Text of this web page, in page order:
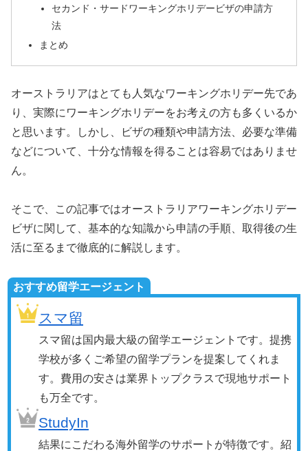
セカンド・サードワーキングホリデービザの申請方
法
まとめ
オーストラリアはとても人気なワーキングホリデー先であ
り、実際にワーキングホリデーをお考えの方も多くいるか
と思います。しかし、ビザの種類や申請方法、必要な準備
などについて、十分な情報を得ることは容易ではありませ
ん。
そこで、この記事ではオーストラリアワーキングホリデー
ビザに関して、基本的な知識から申請の手順、取得後の生
活に至るまで徹底的に解説します。
おすすめ留学エージェント
スマ留
スマ留は国内最大級の留学エージェントです。提携
学校が多くご希望の留学プランを提案してくれま
す。費用の安さは業界トップクラスで現地サポート
も万全です。
StudyIn
結果にこだわる海外留学のサポートが特徴です。紹